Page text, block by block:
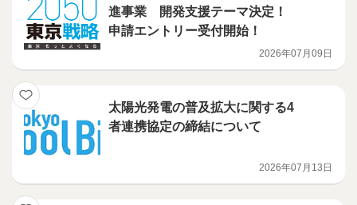
進事業 開発支援テーマ決定！
申請エントリー受付開始！
2026年07月09日
太陽光発電の普及拡大に関する4
者連携協定の締結について
2026年07月13日